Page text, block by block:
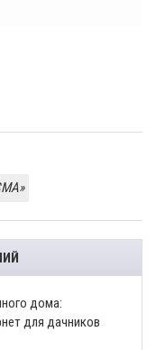
дома:
для дачников